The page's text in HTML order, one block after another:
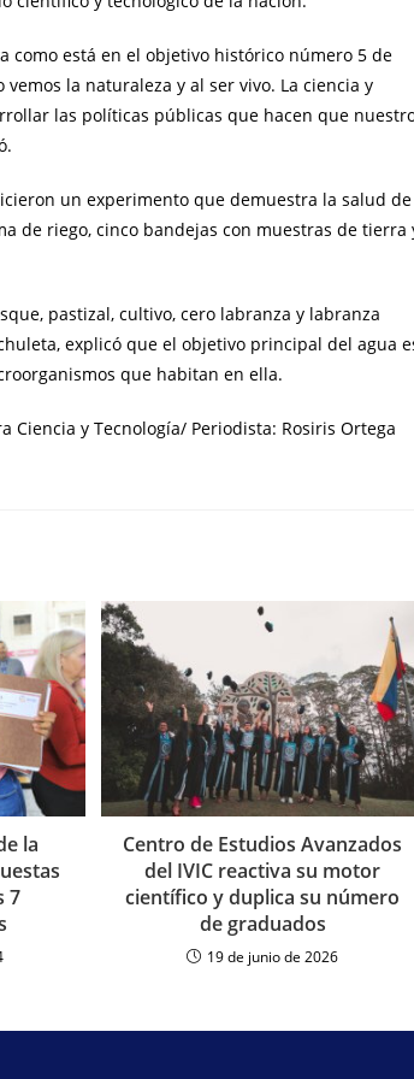
como está en el objetivo histórico número 5 de
la naturaleza y al ser vivo. La ciencia y
las políticas públicas que hacen que
un experimento que demuestra la salud de
de riego, cinco bandejas con muestras de tierra
pastizal, cultivo, cero labranza y labranza
explicó que el objetivo principal del agua
que habitan en ella.
y Tecnología/ Periodista: Rosiris Ortega
la
7
Centro de Estudios Avanzados
del IVIC reactiva su motor
científico y duplica su número
de graduados
19 de junio de 2026